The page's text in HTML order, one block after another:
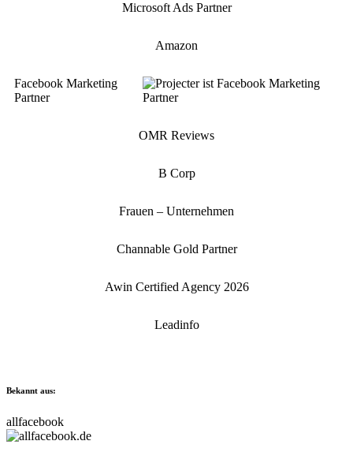
Microsoft Ads Partner
Amazon
Facebook Marketing
Partner
OMR Reviews
B Corp
Frauen – Unternehmen
Channable Gold Partner
Awin Certified Agency 2026
Leadinfo
Bekannt aus:
allfacebook